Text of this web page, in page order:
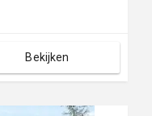
Bekijken